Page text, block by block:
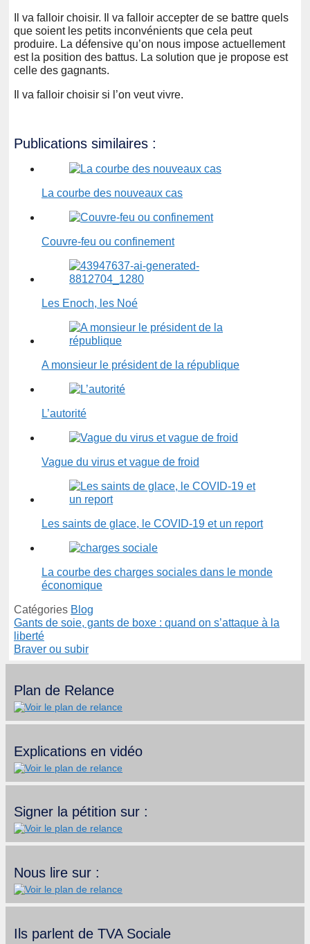
Il va falloir choisir. Il va falloir accepter de se battre quels
que soient les petits inconvénients que cela peut
produire. La défensive qu’on nous impose actuellement
est la position des battus. La solution que je propose est
celle des gagnants.
Il va falloir choisir si l’on veut vivre.
Publications similaires :
La courbe des nouveaux cas
Couvre-feu ou confinement
Les Enoch, les Noé
A monsieur le président de la république
L’autorité
Vague du virus et vague de froid
Les saints de glace, le COVID-19 et un report
La courbe des charges sociales dans le monde
économique
Catégories Blog
Gants de soie, gants de boxe : quand on s’attaque à la
liberté
Braver ou subir
Plan de Relance
Explications en vidéo
Signer la pétition sur :
Nous lire sur :
Ils parlent de TVA Sociale